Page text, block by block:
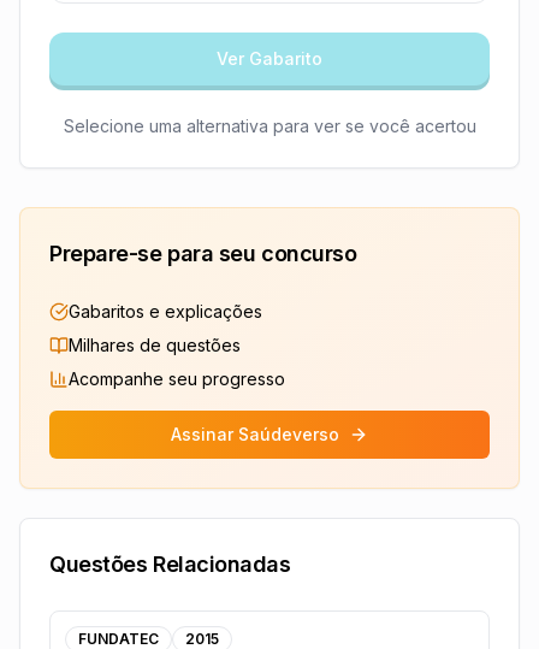
Ver Gabarito
Selecione uma alternativa para ver se você acertou
Prepare-se para seu concurso
Gabaritos e explicações
Milhares de questões
Acompanhe seu progresso
Assinar Saúdeverso
Questões Relacionadas
FUNDATEC 2015